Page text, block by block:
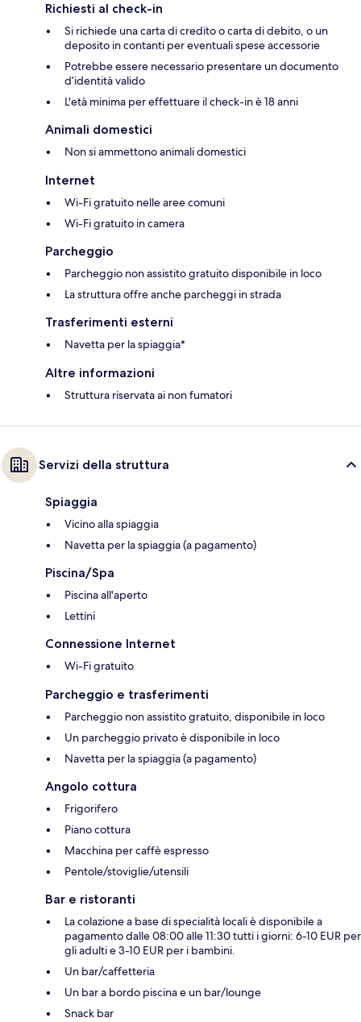
Richiesti al check-in
Si richiede una carta di credito o carta di debito, o un
deposito in contanti per eventuali spese accessorie
Potrebbe essere necessario presentare un documento
d’identità valido
L'età minima per effettuare il check-in è 18 anni
Animali domestici
Non si ammettono animali domestici
Internet
Wi-Fi gratuito nelle aree comuni
Wi-Fi gratuito in camera
Parcheggio
Parcheggio non assistito gratuito disponibile in loco
La struttura offre anche parcheggi in strada
Trasferimenti esterni
Navetta per la spiaggia*
Altre informazioni
Struttura riservata ai non fumatori
Servizi della struttura
Spiaggia
Vicino alla spiaggia
Navetta per la spiaggia (a pagamento)
Piscina/Spa
Piscina all'aperto
Lettini
Connessione Internet
Wi-Fi gratuito
Parcheggio e trasferimenti
Parcheggio non assistito gratuito, disponibile in loco
Un parcheggio privato è disponibile in loco
Navetta per la spiaggia (a pagamento)
Angolo cottura
Frigorifero
Piano cottura
Macchina per caffè espresso
Pentole/stoviglie/utensili
Bar e ristoranti
La colazione a base di specialità locali è disponibile a
pagamento dalle 08:00 alle 11:30 tutti i giorni: 6-10 EUR per
gli adulti e 3-10 EUR per i bambini.
Un bar/caffetteria
Un bar a bordo piscina e un bar/lounge
Snack bar